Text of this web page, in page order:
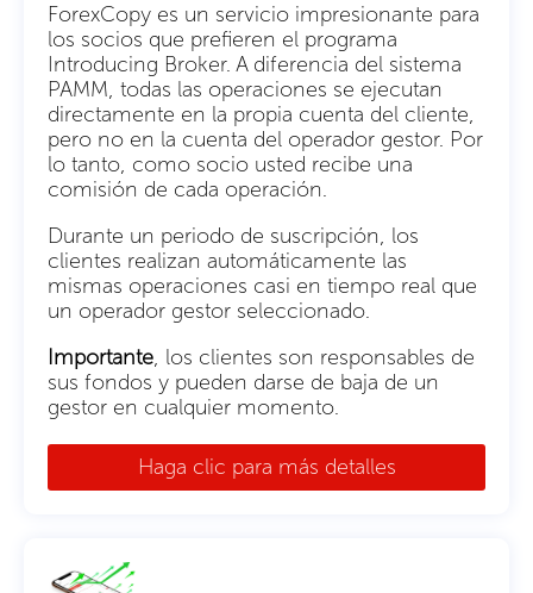
ForexCopy es un servicio impresionante para
los socios que prefieren el programa
Introducing Broker. A diferencia del sistema
PAMM, todas las operaciones se ejecutan
directamente en la propia cuenta del cliente,
pero no en la cuenta del operador gestor. Por
lo tanto, como socio usted recibe una
comisión de cada operación.
Durante un periodo de suscripción, los
clientes realizan automáticamente las
mismas operaciones casi en tiempo real que
un operador gestor seleccionado.
Importante, los clientes son responsables de
sus fondos y pueden darse de baja de un
gestor en cualquier momento.
Haga clic para más detalles